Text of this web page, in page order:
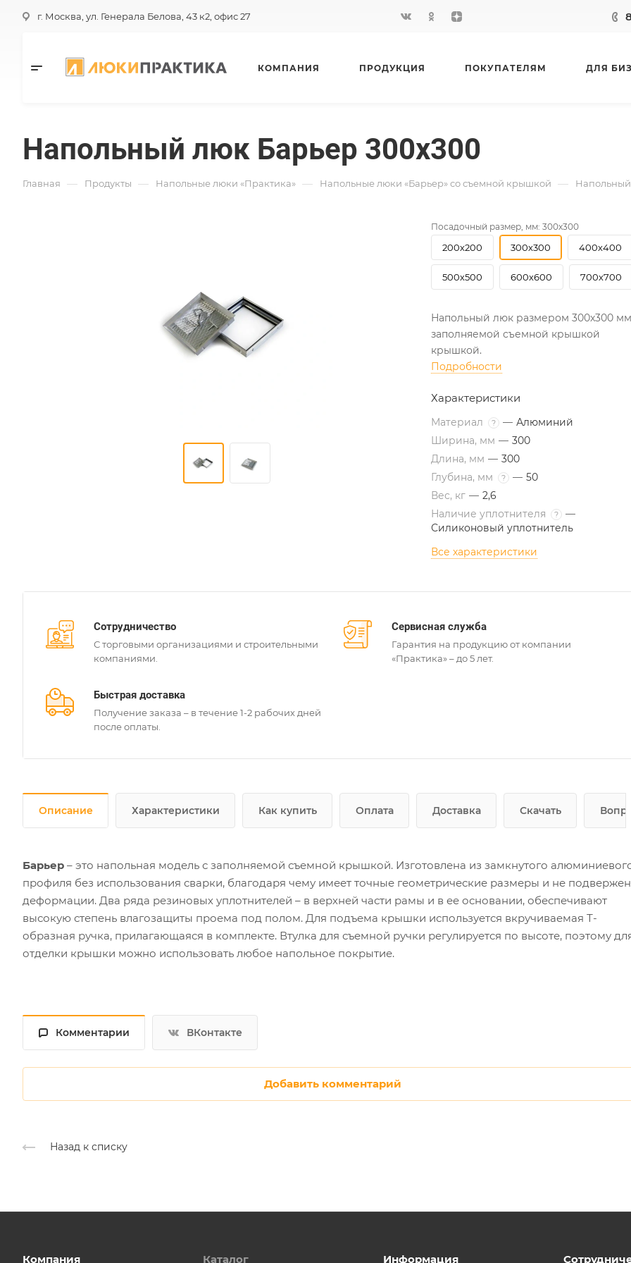
г. Москва, ул. Генерала Белова, 43 к2, офис 27
КОМПАНИЯ ПРОДУКЦИЯ ПОКУПАТЕЛЯМ ДЛЯ
Напольный люк Барьер 300х300
Главная — Продукты — Напольные люки «Практика» — Напольные люки «Барьер» со съемной крышкой —
Посадочный размер, мм: 300х300
200х200 300х300 400х400
500х500 600х600 700х700
Напольный люк размером 300х300
заполняемой съемной крышкой
крышкой.
Подробности
Характеристики
Материал ? — Алюминий
Ширина, мм — 300
Длина, мм — 300
Глубина, мм
? — 50
Вес, кг — 2,6
Наличие уплотнителя
?
—
Силиконовый уплотнитель
Все характеристики
Сотрудничество
С торговыми организациями и строительными
компаниями.
Сервисная служба
Гарантия на продукцию от компании
«Практика» – до 5 лет.
Быстрая доставка
Получение заказа – в течение 1-2 рабочих дней
после оплаты.
Описание Характеристики Как купить Оплата Доставка Скачать
Барьер – это напольная модель с заполняемой съемной крышкой. Изготовлена из замкнутого
профиля без использования сварки, благодаря чему имеет точные геометрические размеры и не
деформации. Два ряда резиновых уплотнителей – в верхней части рамы и в ее основании, обеспечивают
высокую степень влагозащиты проема под полом. Для подъема крышки используется вкручиваемая Т-
образная ручка, прилагающаяся в комплекте. Втулка для съемной ручки регулируется по высоте, поэтому
отделки крышки можно использовать любое напольное покрытие.
Комментарии ВКонтакте
Добавить комментарий
Назад к списку
Компания Каталог Информация